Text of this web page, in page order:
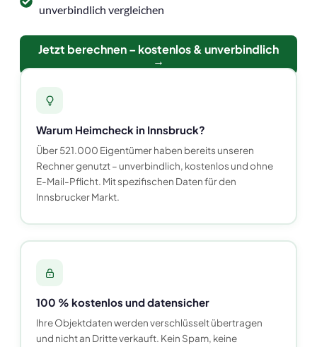
unverbindlich vergleichen
Jetzt berechnen – kostenlos & unverbindlich
→
Warum Heimcheck in Innsbruck?
Über 521.000 Eigentümer haben bereits unseren
Rechner genutzt – unverbindlich, kostenlos und ohne
E-Mail-Pflicht. Mit spezifischen Daten für den
Innsbrucker Markt.
100 % kostenlos und datensicher
Ihre Objektdaten werden verschlüsselt übertragen
und nicht an Dritte verkauft. Kein Spam, keine